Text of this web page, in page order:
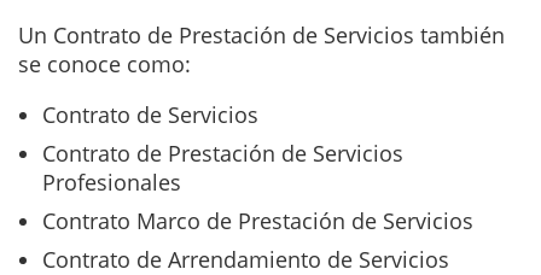
Un Contrato de Prestación de Servicios también
se conoce como:
Contrato de Servicios
Contrato de Prestación de Servicios
Profesionales
Contrato Marco de Prestación de Servicios
Contrato de Arrendamiento de Servicios